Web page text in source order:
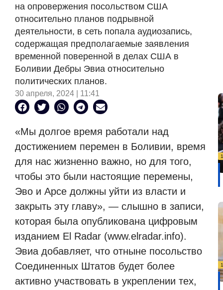
на опровержения посольством США
относительно планов подрывной
деятельности, в сеть попала аудиозапись,
содержащая предполагаемые заявления
временной поверенной в делах США в
Боливии Дебры Эвиа относительно
политических планов.
30 апреля, 2024 | 11:41
«Мы долгое время работали над
достижением перемен в Боливии, время
для нас жизненно важно, но для того,
чтобы это были настоящие перемены,
Эво и Арсе должны уйти из власти и
закрыть эту главу», — слышно в записи,
которая была опубликована цифровым
изданием El Radar (www.elradar.info).
Эвиа добавляет, что отныне посольство
Соединенных Штатов будет более
активно участвовать в укреплении тех,